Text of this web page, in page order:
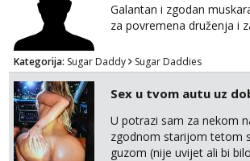
Galantan i zgodan
za povremena druženja i
Kategorija: Sugar Daddy Sugar Daddies
Sex u tvom autu uz
U potrazi sam za nekom
zgodnom starijom tetom
guzom (nije uvijet ali bi